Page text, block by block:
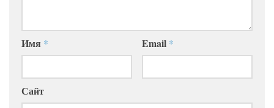
Имя * Email *
Сайт